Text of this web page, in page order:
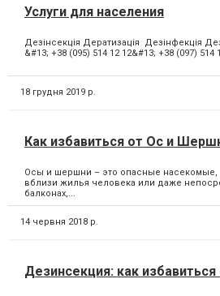
Услуги для населения
Дезінсекція Дератизація Дезінфекція
&#13; +38 (095) 514 12 12&#13; +38 (097) 514
18 грудня 2019 р.
Как избавиться от Ос и
Осы и шершни – это опасные насекомые,
вблизи жилья человека или даже
балконах,...
14 червня 2018 р.
Дезинсекция: как избавиться